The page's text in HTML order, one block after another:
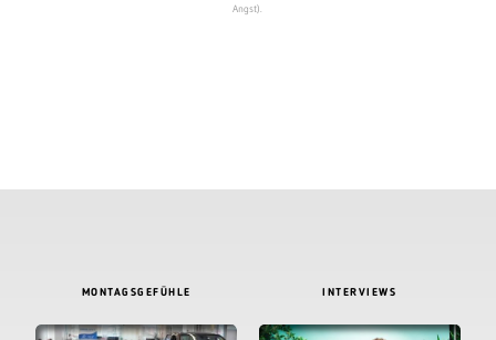
Angst).
MONTAGSGEFÜHLE INTERVIEWS